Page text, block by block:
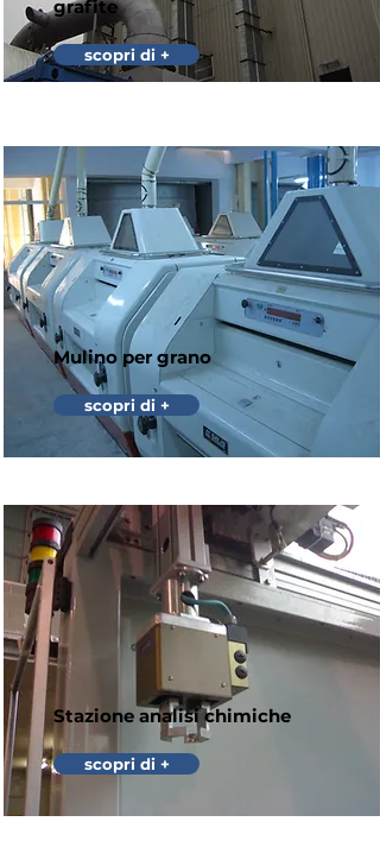
grafite
scopri di +
Mulino per grano
scopri di +
Stazione analisi chimiche
scopri di +